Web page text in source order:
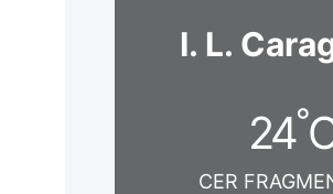
I. L.
24°
CER